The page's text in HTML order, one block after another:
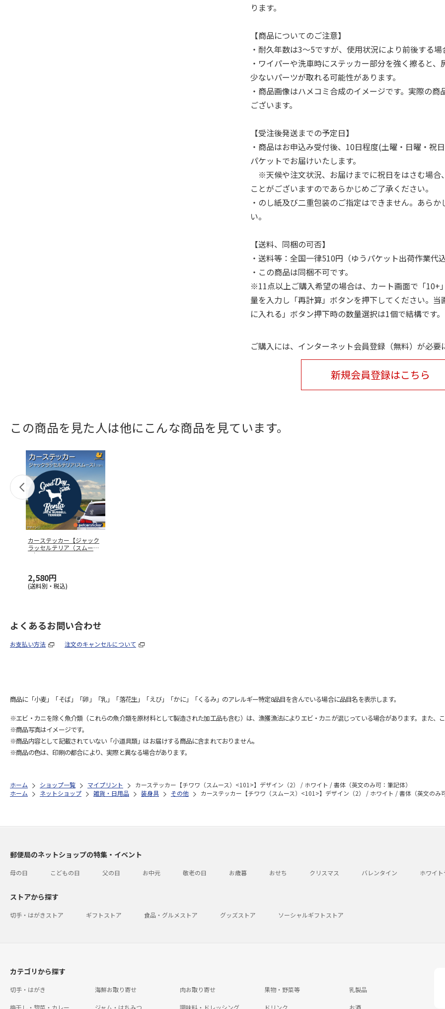
ります。
【商品についてのご注意】
・耐久年数は3～5ですが、使用状況により前後する場
・ワイパーや洗車時にステッカー部分を強く擦ると、
少ないパーツが取れる可能性があります。
・商品画像はハメコミ合成のイメージです。実際の商
ございます。
【受注後発送までの予定日】
・商品はお申込み受付後、10日程度(土曜・日曜・祝
パケットでお届けいたします。
※天候や注文状況、お届けまでに祝日をはさむ場合
ことがございますのであらかじめご了承ください。
・のし紙及び二重包装のご指定はできません。あらか
い。
【送料、同梱の可否】
・送料等：全国一律510円（ゆうパケット出荷作業代込
・この商品は同梱不可です。
※11点以上ご購入希望の場合は、カート画面で「10+
量を入力し「再計算」ボタンを押下してください。当
に入れる」ボタン押下時の数量選択は1個で結構です。
ご購入には、インターネット会員登録（無料）が必要
新規会員登録はこちら
この商品を見た人は他にこんな商品を見ています。
カーステッカー【ジャック
ラッセルテリア（スムー
ス）<131
2,580円
(送料別・税込)
よくあるお問い合わせ
お支払い方法 注文のキャンセルについて
商品に「小麦」「そば」「卵」「乳」「落花生」「えび」「かに」「くるみ」のアレルギー特定8品目を含んでいる場合に品目名を表示します。
※エビ・カニを除く魚介類（これらの魚介類を原材料として製造された加工品も含む）は、漁獲漁法によりエビ・カニが混じっている場合があります。また、
※商品写真はイメージです。
※商品内容として記載されていない「小道具類」はお届けする商品に含まれておりません。
※商品の色は、印刷の都合により、実際と異なる場合があります。
ホーム ショップ一覧 マイプリント
カーステッカー【チワワ（スムース）<101>】デザイン（2） / ホワイト / 書体（英文のみ可：筆記体）
ホーム
ネットショップ 雑貨・日用品 装身具 その他 カーステッカー【チワワ（スムース）<101>】デザイン（2） / ホワイト / 書体（英文のみ
郵便局のネットショップの特集・イベント
母の日 こどもの日 父の日 お中元 敬老の日 お歳暮 おせち クリスマス バレンタイン ホワイト
ストアから探す
切手・はがきストア ギフトストア 食品・グルメストア グッズストア ソーシャルギフトストア
カテゴリから探す
切手・はがき 海鮮お取り寄せ 肉お取り寄せ 果物・野菜等 乳製品
梅干し・惣菜・カレー ジャム・はちみつ 調味料・ドレッシング ドリンク お酒